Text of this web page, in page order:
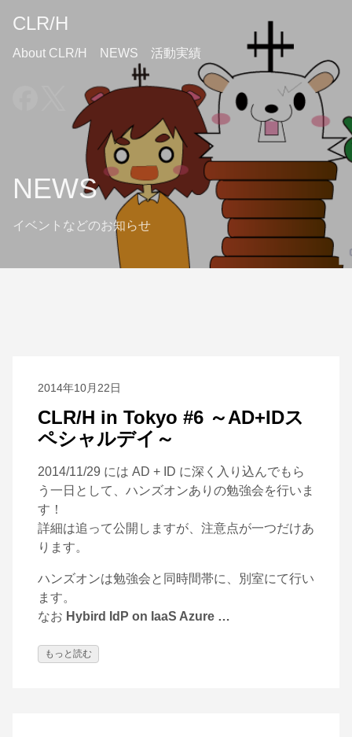
CLR/H
About CLR/H NEWS 活動実績
NEWS
イベントなどのお知らせ
2014年10月22日
CLR/H in Tokyo #6 ～AD+IDス
ペシャルデイ～
2014/11/29 には AD + ID に深く入り込んでもら
う一日として、ハンズオンありの勉強会を行いま
す！
詳細は追って公開しますが、注意点が一つだけあ
ります。
ハンズオンは勉強会と同時間帯に、別室にて行い
ます。
なお Hybird IdP on IaaS Azure …
もっと読む